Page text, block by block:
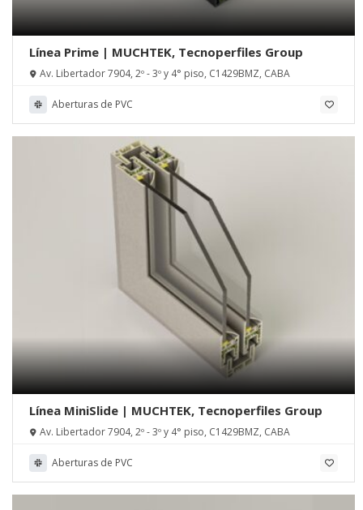
Línea Prime | MUCHTEK, Tecnoperfiles Group
Av. Libertador 7904, 2º - 3º y 4° piso, C1429BMZ, CABA
Aberturas de PVC
Línea MiniSlide | MUCHTEK, Tecnoperfiles Group
Av. Libertador 7904, 2º - 3º y 4° piso, C1429BMZ, CABA
Aberturas de PVC